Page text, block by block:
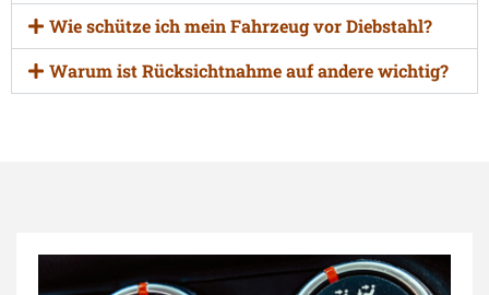
Wie schütze ich mein Fahrzeug vor Diebstahl?
Warum ist Rücksichtnahme auf andere wichtig?